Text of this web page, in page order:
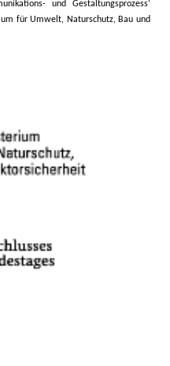
und Gestaltungsprozess‘
für Umwelt, Naturschutz, Bau und